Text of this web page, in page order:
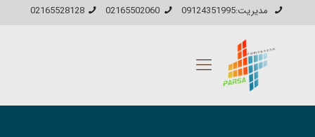
مدیریت:09124351995 02165502060
02165528128